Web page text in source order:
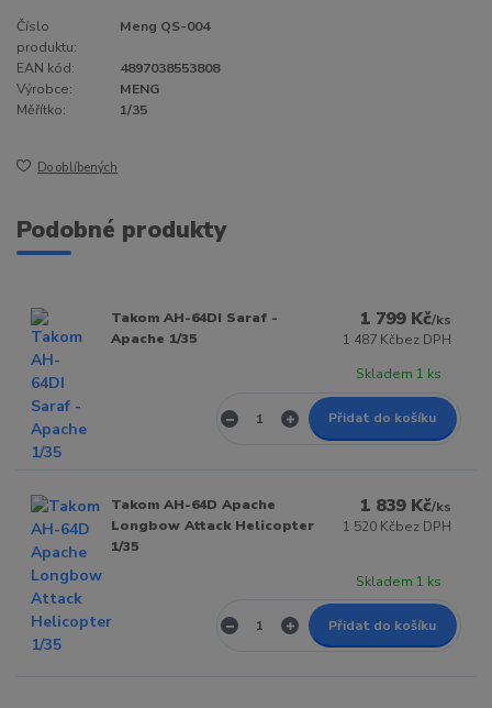
Číslo
produktu:
Meng QS-004
EAN kód:
4897038553808
Výrobce:
MENG
Měřítko:
1/35
Do oblíbených
Podobné produkty
Takom AH-64DI Saraf -
Apache 1/35
1 799 Kč/ks
1 487 Kčbez DPH
Skladem 1 ks
Přidat do košíku
Takom AH-64D Apache
Longbow Attack Helicopter
1/35
1 839 Kč/ks
1 520 Kčbez DPH
Skladem 1 ks
Přidat do košíku